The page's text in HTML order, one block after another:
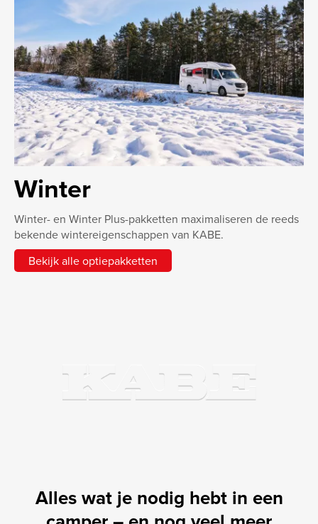
Winter
Winter- en Winter Plus-pakketten maximaliseren de reeds
bekende wintereigenschappen van KABE.
Bekijk alle optiepakketten
Alles wat je nodig hebt in een